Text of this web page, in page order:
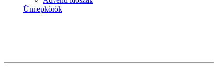
Ünnepkörök